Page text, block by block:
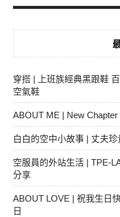
穿搭 | 上班族經典黑跟鞋
空氣鞋
ABOUT ME | New
白白的空中小故事 | 丈夫珍
空服員的外站生活 | TPE-
分享
ABOUT LOVE | 祝我生日
日